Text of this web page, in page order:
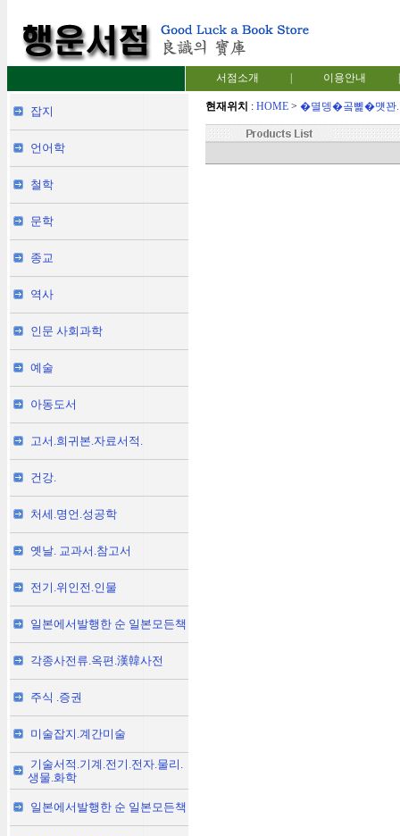
서점소개 이용안내
잡지
언어학
철학
문학
종교
역사
인문 사회과학
예술
아동도서
고서.희귀본.자료서적.
건강.
처세.명언.성공학
옛날. 교과서.참고서
전기.위인전.인물
일본에서발행한 순 일본모든책
각종사전류.옥편.漢韓사전
주식 .증권
미술잡지.계간미술
기술서적.기계.전기.전자.물리.
생물.화학
일본에서발행한 순 일본모든책
현재위치 : HOME> �멸뎅�곸뼱�먯꽌.